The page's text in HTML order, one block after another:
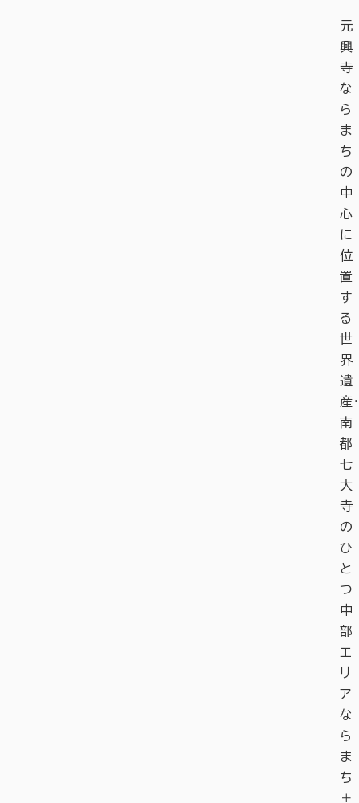
元
興
寺
な
ら
ま
ち
の
中
心
に
位
置
す
る
世
界
遺
産・
南
都
七
大
寺
の
ひ
と
つ
中
部
エ
リ
ア
な
ら
ま
ち
＋